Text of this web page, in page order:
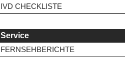
IVD CHECKLISTE
Service
FERNSEHBERICHTE